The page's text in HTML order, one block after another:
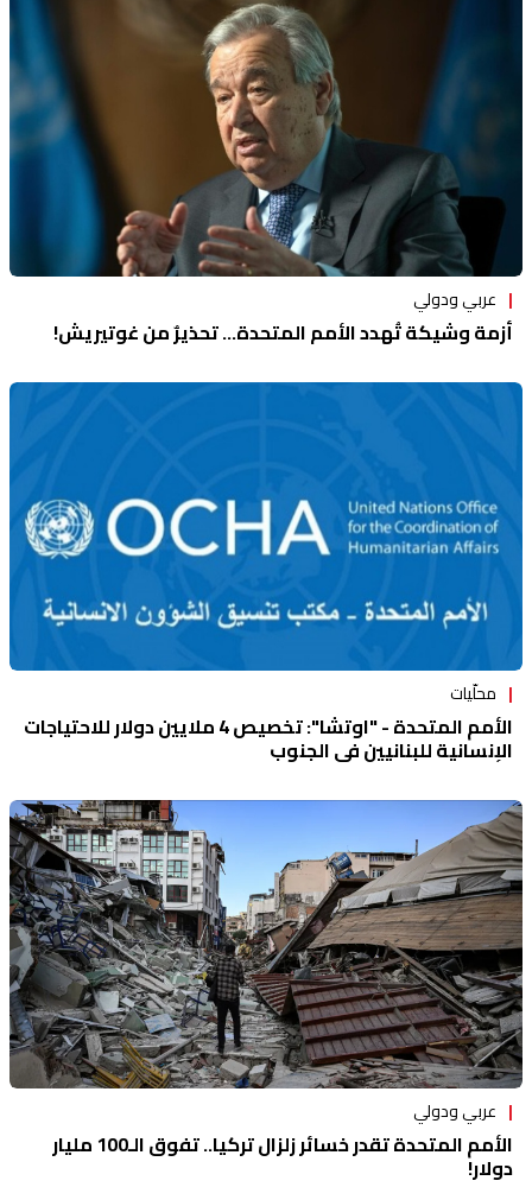
منوعات
عربي ودولي
أزمة وشيكة تُهدد الأمم المتحدة… تحذيرٌ من غوتيريش!
محلّيات
الأمم المتحدة - "اوتشا": تخصيص 4 ملايين دولار للاحتياجات
الإنسانية للبنانيين في الجنوب
عربي ودولي
الأمم المتحدة تقدر خسائر زلزال تركيا.. تفوق الـ100 مليار
دولار!